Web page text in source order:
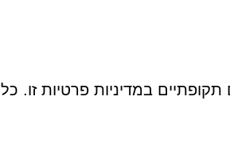
במדיניות פרטיות זו.